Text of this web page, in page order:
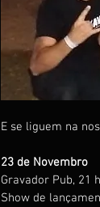
E se liguem na
23 de Novembro
Gravador Pub, 21
Show de